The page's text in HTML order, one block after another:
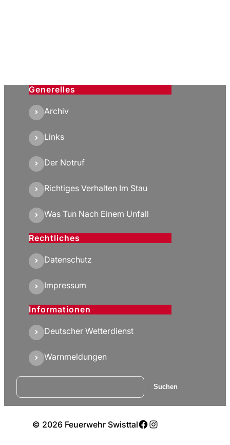
Generelles
Archiv
Links
Der Notruf
Richtiges Verhalten Im Stau
Was Tun Nach Einem Unfall
Rechtliches
Datenschutz
Impressum
Informationen
Deutscher Wetterdienst
Warnmeldungen
Suchen Suchen
© 2026 Feuerwehr SwisttalFacebook
Instagram